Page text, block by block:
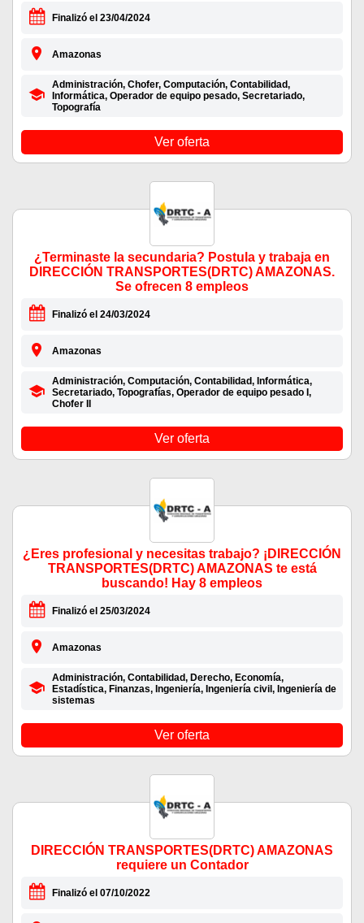
Finalizó el 23/04/2024
Amazonas
Administración, Chofer, Computación, Contabilidad,
Informática, Operador de equipo pesado, Secretariado,
Topografía
Ver oferta
¿Terminaste la secundaria? Postula y trabaja en
DIRECCIÓN TRANSPORTES(DRTC) AMAZONAS.
Se ofrecen 8 empleos
Finalizó el 24/03/2024
Amazonas
Administración, Computación, Contabilidad, Informática,
Secretariado, Topografías, Operador de equipo pesado I,
Chofer II
Ver oferta
¿Eres profesional y necesitas trabajo? ¡DIRECCIÓN
TRANSPORTES(DRTC) AMAZONAS te está
buscando! Hay 8 empleos
Finalizó el 25/03/2024
Amazonas
Administración, Contabilidad, Derecho, Economía,
Estadística, Finanzas, Ingeniería, Ingeniería civil, Ingeniería de
sistemas
Ver oferta
DIRECCIÓN TRANSPORTES(DRTC) AMAZONAS
requiere un Contador
Finalizó el 07/10/2022